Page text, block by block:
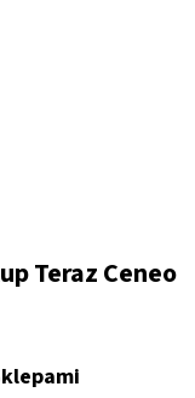
Teraz Ceneo